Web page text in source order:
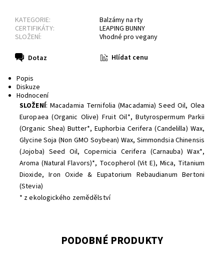
KATEGORIE:
Balzámy na rty
CERTIFIKÁTY:
LEAPING BUNNY
SLOŽENÍ:
Vhodné pro vegany
Dotaz Hlídat cenu
Popis
Diskuze
Hodnocení
SLOŽENÍ: Macadamia Ternifolia (Macadamia) Seed Oil, Olea
Europaea (Organic Olive) Fruit Oil*, Butyrospermum Parkii
(Organic Shea) Butter*, Euphorbia Cerifera (Candelilla) Wax,
Glycine Soja (Non GMO Soybean) Wax, Simmondsia Chinensis
(Jojoba) Seed Oil, Copernicia Cerifera (Carnauba) Wax*,
Aroma (Natural Flavors)*, Tocopherol (Vit E), Mica, Titanium
Dioxide, Iron Oxide & Eupatorium Rebaudianum Bertoni
(Stevia)
* z ekologického zemědělství
PODOBNÉ PRODUKTY